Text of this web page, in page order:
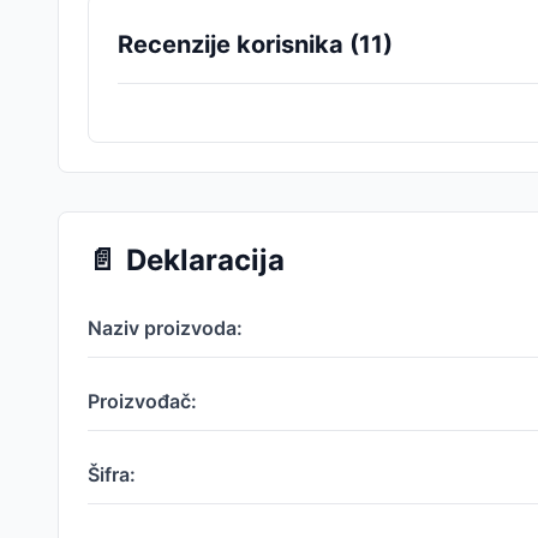
Recenzije korisnika (11)
📄 Deklaracija
Naziv proizvoda:
Proizvođač:
Šifra: